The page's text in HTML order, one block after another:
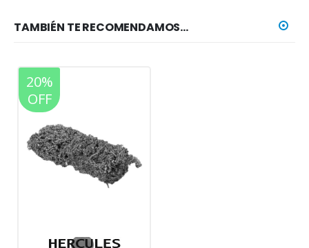
TAMBIÉN TE RECOMENDAMOS…
20%
OFF